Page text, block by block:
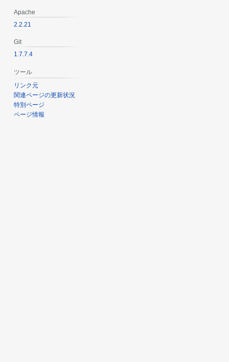
Apache
2.2.21
Git
1.7.7.4
ツール
リンク元
関連ページの更新状況
特別ページ
ページ情報